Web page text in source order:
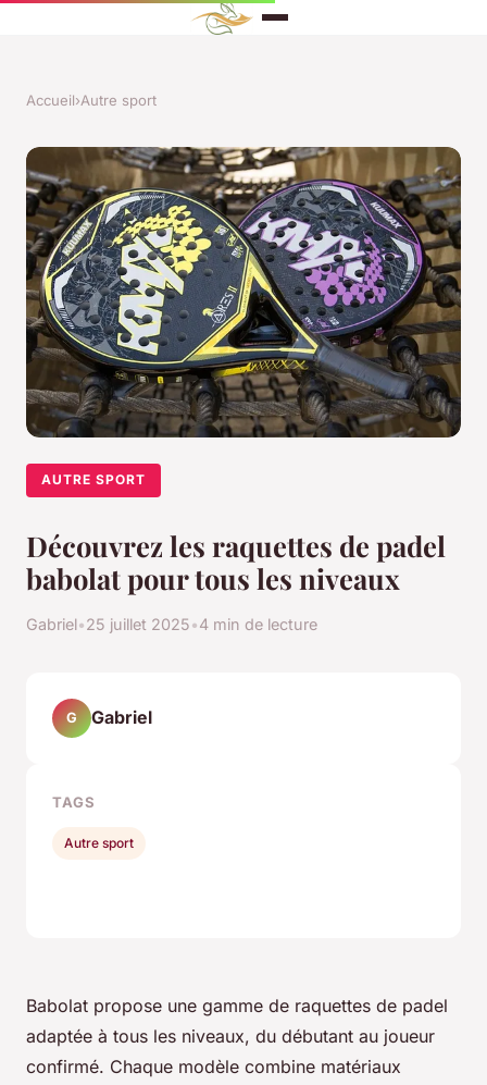
Accueil›Autre sport
AUTRE SPORT
Découvrez les raquettes de padel
babolat pour tous les niveaux
Gabriel•25 juillet 2025•4 min de lecture
Babolat propose une gamme de raquettes de padel
adaptée à tous les niveaux, du débutant au joueur
confirmé. Chaque modèle combine matériaux
G Gabriel
TAGS
Autre sport